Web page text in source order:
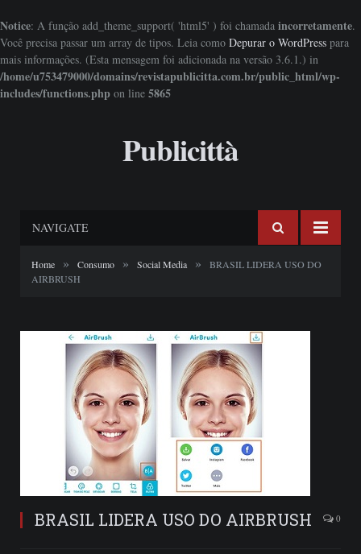
Notice: A função add_theme_support( 'html5' ) foi chamada incorretamente.
Você precisa passar um array de tipos. Leia como Depurar o WordPress para
mais informações. (Esta mensagem foi adicionada na versão 3.6.1.) in
/home/u753479000/domains/revistapublicitta.com.br/public_html/wp-
includes/functions.php on line 5865
Publicittà
NAVIGATE
Home » Consumo » Social Media »
BRASIL LIDERA USO DO
AIRBRUSH
BRASIL LIDERA USO DO AIRBRUSH 0